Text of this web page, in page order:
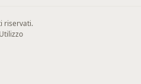
riservati.